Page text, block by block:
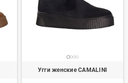
Угги женские CAMALINI